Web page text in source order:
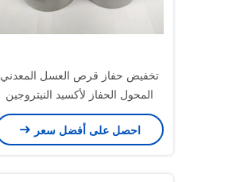
تخفيض حفاز قرص العسل المعدني
المحول الحفاز لأكسيد النيتروجين
المعدني Euro 3 III
احصل على أفضل سعر